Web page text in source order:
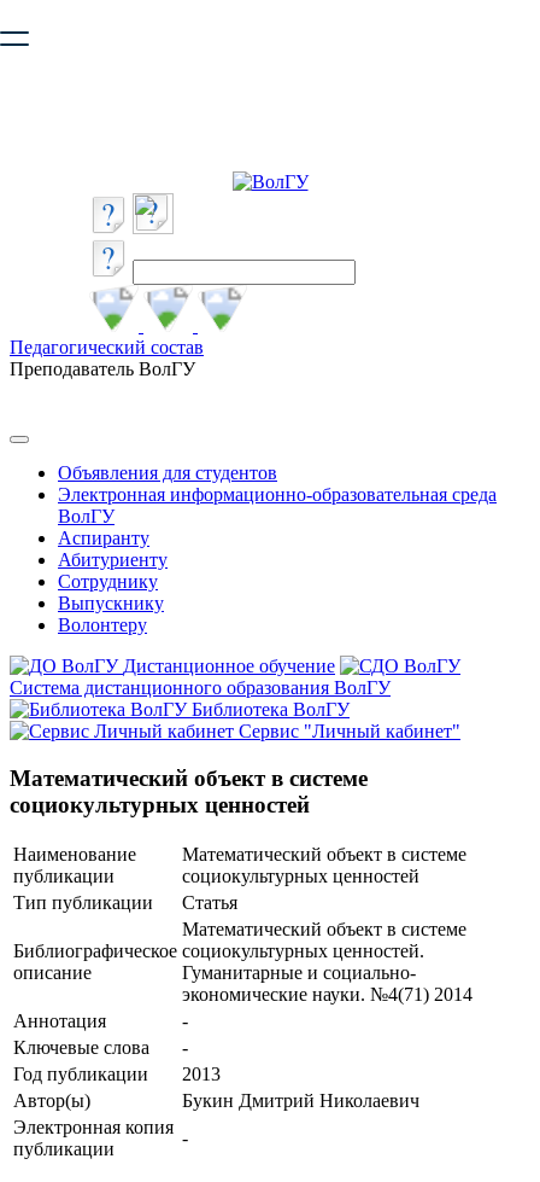
безопасную работу с сайтом. Пожалуйста
Педагогический состав
Преподаватель ВолГУ
Объявления для студентов
Электронная информационно-образовательная среда
ВолГУ
Аспиранту
Абитуриенту
Сотруднику
Выпускнику
Волонтеру
Дистанционное обучение
Система дистанционного образования ВолГУ
Библиотека ВолГУ
Сервис "Личный кабинет"
Математический объект в системе
социокультурных ценностей
Наименование
публикации
Математический объект в системе
социокультурных ценностей
Тип публикации
Статья
Библиографическое
описание
Математический объект в системе
социокультурных ценностей.
Гуманитарные и социально-
экономические науки. №4(71) 2014
Аннотация
-
Ключевые cлова
-
Год публикации
2013
Автор(ы)
Букин Дмитрий Николаевич
Электронная копия
публикации
-